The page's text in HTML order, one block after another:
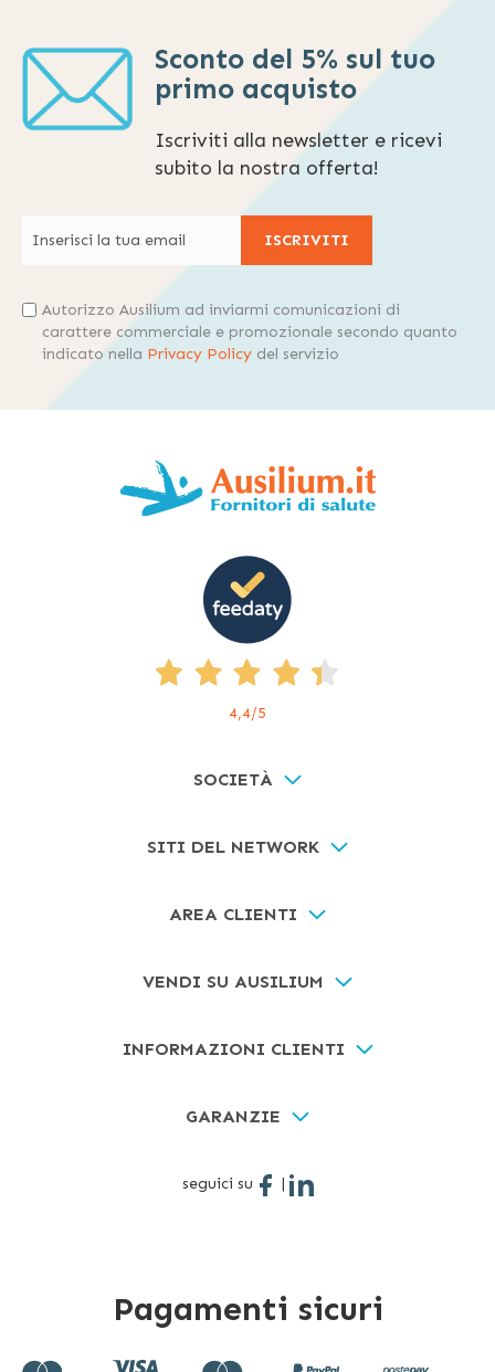
Sconto del 5% sul tuo
primo acquisto
Iscriviti alla newsletter e ricevi
subito la nostra offerta!
ISCRIVITI
Autorizzo Ausilium ad inviarmi comunicazioni di
carattere commerciale e promozionale secondo quanto
indicato nella Privacy Policy del servizio
4,4/5
SOCIETÀ
SITI DEL NETWORK
AREA CLIENTI
VENDI SU AUSILIUM
INFORMAZIONI CLIENTI
GARANZIE
seguici su |
Pagamenti sicuri